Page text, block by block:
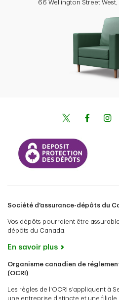
66 Wellington Street West,
Société d'assurance-dépôts du
Vos dépôts pourraient être
dépôts du Canada.
En savoir plus
Organisme canadien de
(OCRI)
Les règles de l'OCRI s'appliquent à
une entreprise distincte et une